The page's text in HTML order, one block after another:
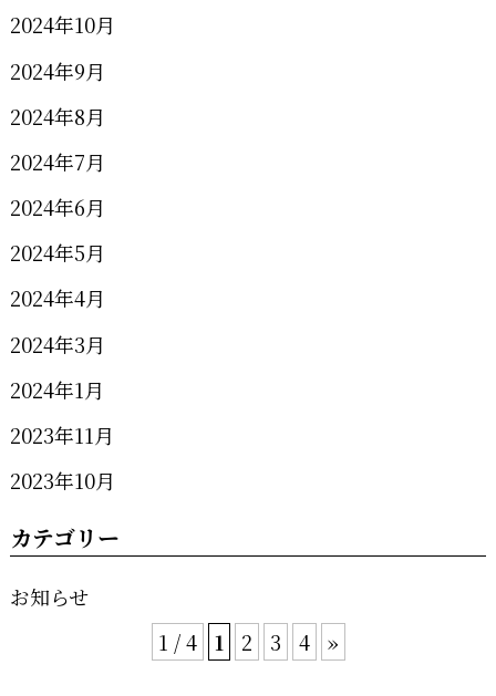
2024年10月
2024年9月
2024年8月
2024年7月
2024年6月
2024年5月
2024年4月
2024年3月
2024年1月
2023年11月
2023年10月
カテゴリー
お知らせ
1 / 4
1 2 3 4 »